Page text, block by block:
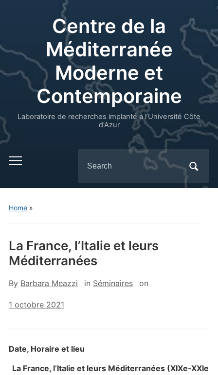
Centre de la
Méditerranée
Moderne et
Contemporaine
Laboratoire de recherches implanté à l’Université Côte
d'Azur
for:
Home»
La France, l’Italie et leurs
Méditerranées
By Barbara Meazzi in Séminaires on
1 octobre 2021
Date, Horaire et lieu
La France, l’Italie et leurs Méditerranées (XIXe-XXIe